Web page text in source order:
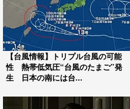
【台風情報】トリプル台風の可能
性 熱帯低気圧“台風のたまご”発
生 日本の南には台...